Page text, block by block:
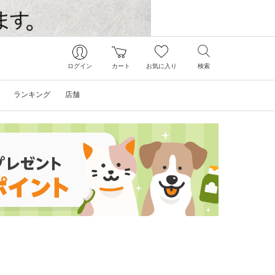
ログイン カート お気に入り 検索
ランキング 店舗